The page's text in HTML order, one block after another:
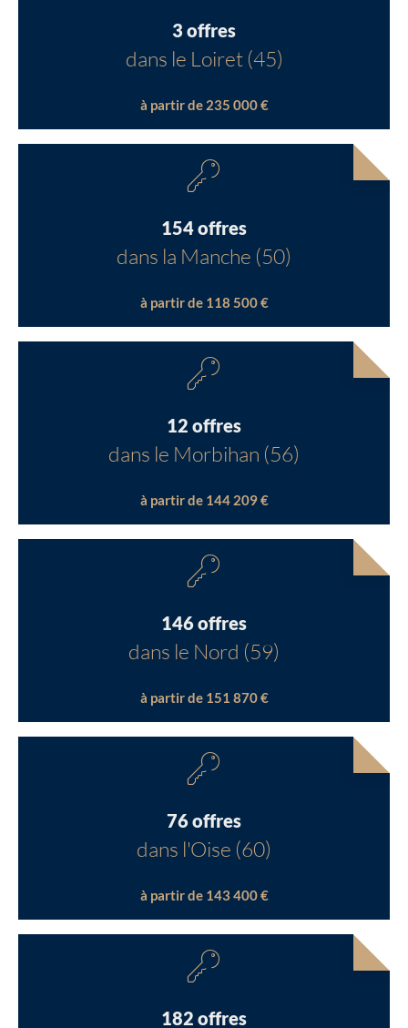
3 offres
dans le Loiret (45)
à partir de 235 000 €
154 offres
dans la Manche (50)
à partir de 118 500 €
12 offres
dans le Morbihan (56)
à partir de 144 209 €
146 offres
dans le Nord (59)
à partir de 151 870 €
76 offres
dans l'Oise (60)
à partir de 143 400 €
182 offres